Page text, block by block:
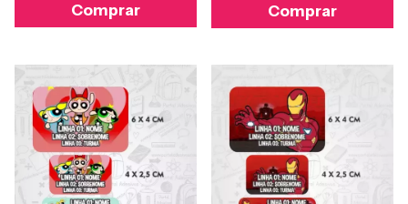
Comprar Comprar